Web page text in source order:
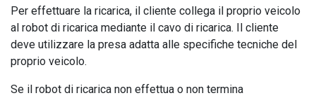
Per effettuare la ricarica, il cliente collega il proprio veicolo
al robot di ricarica mediante il cavo di ricarica. Il cliente
deve utilizzare la presa adatta alle specifiche tecniche del
proprio veicolo.
Se il robot di ricarica non effettua o non termina